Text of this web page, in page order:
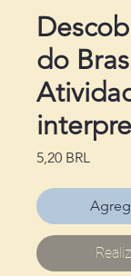
do
5,20 BRL